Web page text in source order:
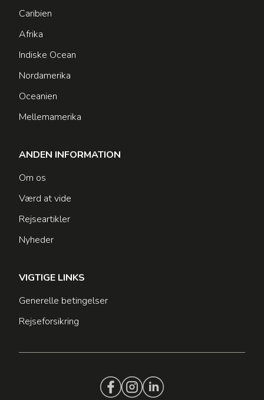
Caribien
Afrika
Indiske Ocean
Nordamerika
Oceanien
Mellemamerika
ANDEN INFORMATION
Om os
Værd at vide
Rejseartikler
Nyheder
VIGTIGE LINKS
Generelle betingelser
Rejseforsikring